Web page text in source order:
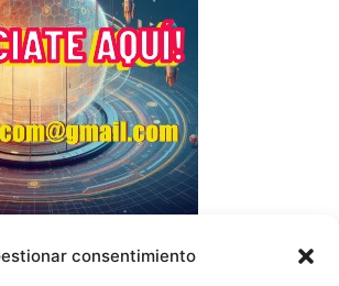
consentimiento